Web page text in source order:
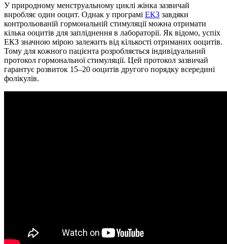
У природному менструальному циклі жінка зазвичай
виробляє один ооцит. Однак у програмі ЕКЗ завдяки
контрольованій гормональній стимуляції можна отримати
кілька ооцитів для запліднення в лабораторії. Як відомо, успіх
ЕКЗ значною мірою залежить від кількості отриманих ооцитів.
Тому для кожного пацієнта розробляється індивідуальний
протокол гормональної стимуляції. Цей протокол зазвичай
гарантує розвиток 15–20 ооцитів другого порядку всередині
фолікулів.